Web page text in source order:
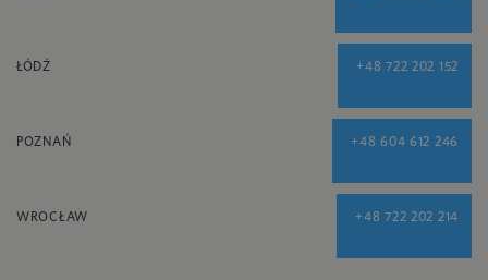
ŁÓDŹ +48 722 202 152
POZNAŃ +48 604 612 246
WROCŁAW +48 722 202 214